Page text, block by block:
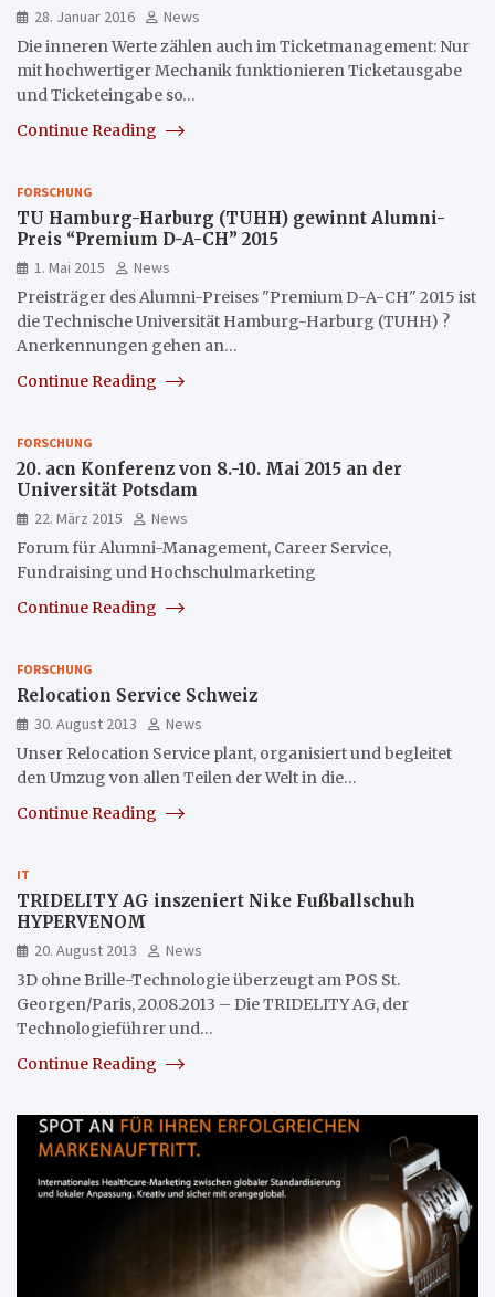
28. Januar 2016
News
Die inneren Werte zählen auch im Ticketmanagement: Nur
mit hochwertiger Mechanik funktionieren Ticketausgabe
und Ticketeingabe so…
Continue Reading
FORSCHUNG
TU Hamburg-Harburg (TUHH) gewinnt Alumni-
Preis “Premium D-A-CH” 2015
1. Mai 2015
News
Preisträger des Alumni-Preises "Premium D-A-CH" 2015 ist
die Technische Universität Hamburg-Harburg (TUHH) ?
Anerkennungen gehen an…
Continue Reading
FORSCHUNG
20. acn Konferenz von 8.-10. Mai 2015 an der
Universität Potsdam
22. März 2015
News
Forum für Alumni-Management, Career Service,
Fundraising und Hochschulmarketing
Continue Reading
FORSCHUNG
Relocation Service Schweiz
30. August 2013
News
Unser Relocation Service plant, organisiert und begleitet
den Umzug von allen Teilen der Welt in die…
Continue Reading
IT
TRIDELITY AG inszeniert Nike Fußballschuh
HYPERVENOM
20. August 2013
News
3D ohne Brille-Technologie überzeugt am POS St.
Georgen/Paris, 20.08.2013 – Die TRIDELITY AG, der
Technologieführer und…
Continue Reading